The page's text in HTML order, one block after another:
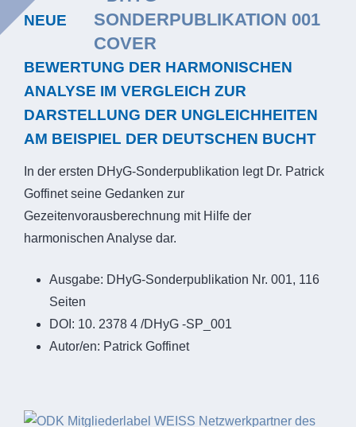
NEUE
BEWERTUNG DER HARMONISCHEN
ANALYSE IM VERGLEICH ZUR
DARSTELLUNG DER UNGLEICHHEITEN
AM BEISPIEL DER DEUTSCHEN BUCHT
In der ersten DHyG-Sonderpublikation legt Dr. Patrick
Goffinet seine Gedanken zur
Gezeitenvorausberechnung mit Hilfe der
harmonischen Analyse dar.
Ausgabe: DHyG-Sonderpublikation Nr. 001, 116
Seiten
DOI: 10. 2378 4 /DHyG -SP_001
Autor/en: Patrick Goffinet